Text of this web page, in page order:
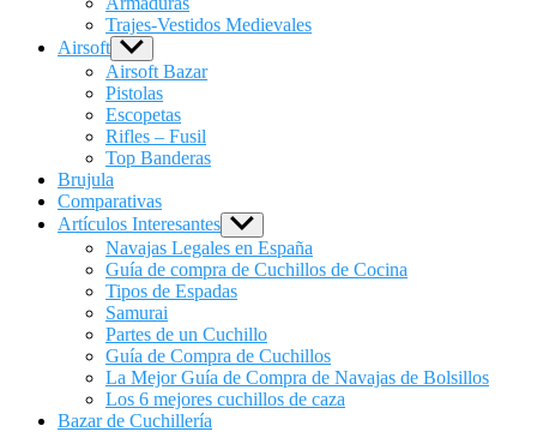
Trajes-Vestidos Medievales
Airsoft Show
sub
menu
Airsoft Bazar
Pistolas
Escopetas
Rifles – Fusil
Top Banderas
Brujula
Comparativas
Artículos Interesantes Show
sub
menu
Navajas Legales en España
Guía de compra de Cuchillos de Cocina
Tipos de Espadas
Samurai
Partes de un Cuchillo
Guía de Compra de Cuchillos
La Mejor Guía de Compra de Navajas de Bolsillos
Los 6 mejores cuchillos de caza
Bazar de Cuchillería